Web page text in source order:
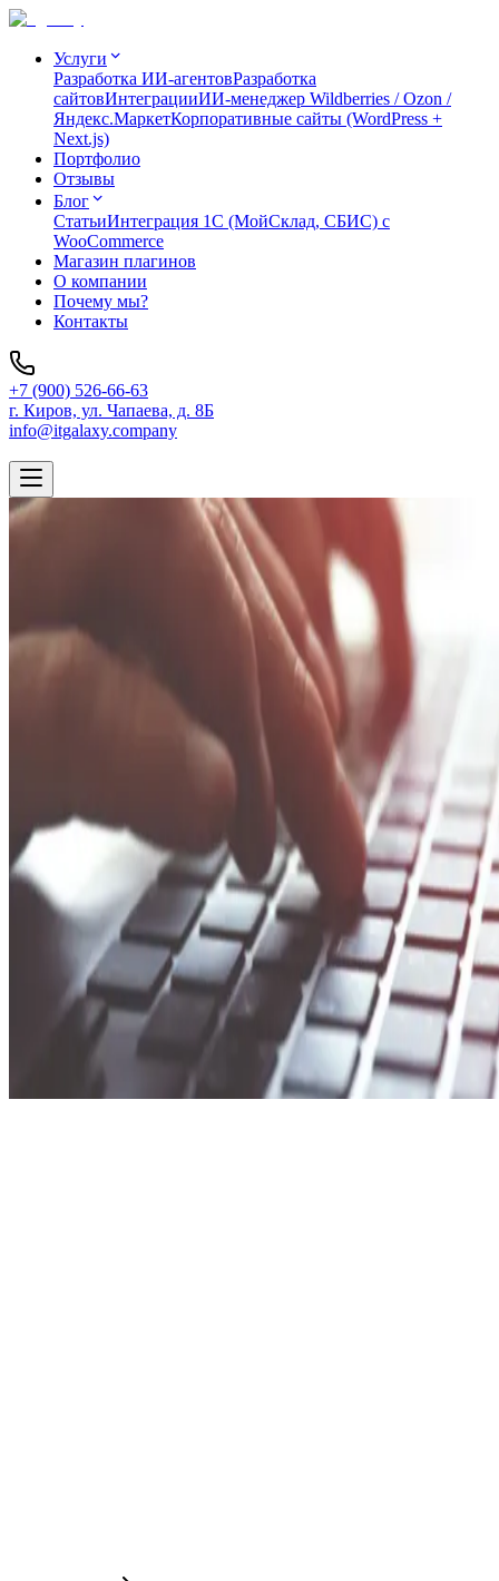
Услуги
Разработка ИИ-агентовРазработка
сайтовИнтеграцииИИ-менеджер Wildberries / Ozon /
Яндекс.МаркетКорпоративные сайты (WordPress +
Next.js)
Портфолио
Отзывы
Блог
СтатьиИнтеграция 1C (МойСклад, СБИС) с
WooCommerce
Магазин плагинов
О компании
Почему мы?
Контакты
+7 (900) 526-66-63
г. Киров, ул. Чапаева, д. 8Б
info@itgalaxy.company